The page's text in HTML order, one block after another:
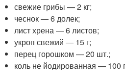
свежие грибы — 2 кг;
чеснок — 6 долек;
лист хрена — 6 листов;
укроп свежий — 15 г;
перец горошком — 20 шт.;
коль не йодированная — 100